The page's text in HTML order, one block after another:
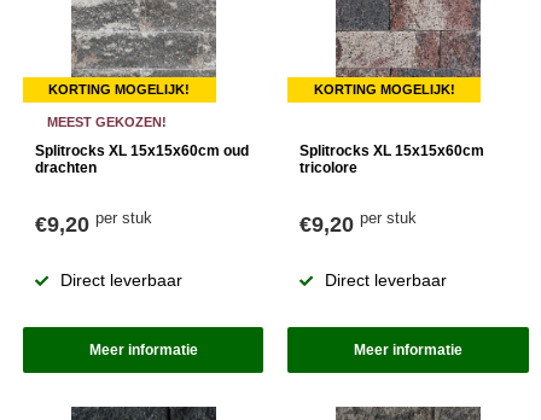
KORTING MOGELIJK!
MEEST GEKOZEN!
Splitrocks XL 15x15x60cm oud
drachten
€9,20 per stuk
Direct leverbaar
Meer informatie
KORTING MOGELIJK!
Splitrocks XL 15x15x60cm
tricolore
€9,20per stuk
Direct leverbaar
Meer informatie